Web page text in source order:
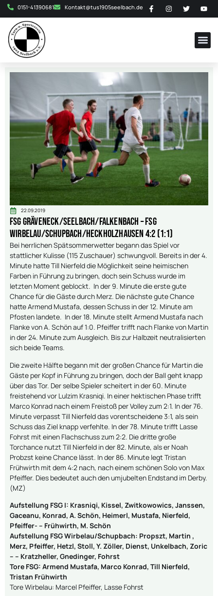
0151-41390681 Kontakt@tus1905seelbach.de
22.09.2019
FSG Gräveneck/Seelbach/Falkenbach – FSG
Wirbelau/Schupbach/HeckHolzhausen 4:2 (1:1)
Bei herrlichen Spätsommerwetter begann das Spiel vor
stattlicher Kulisse (115 Zuschauer) schwungvoll. Bereits in der 4.
Minute hatte Till Nierfeld die Möglichkeit seine heimischen
Farben in Führung zu bringen, doch sein Schuss wurde im
letzten Moment geblockt. In der 9. Minute die erste gute
Chance für die Gäste durch Merz. Die nächste gute Chance
hatte Armend Mustafa, dessen Schuss in der 12. Minute am
Pfosten landete. In der 18. Minute stellt Armend Mustafa nach
Flanke von A. Schön auf 1:0. Pfeiffer trifft nach Flanke von Martin
in der 24. Minute zum Ausgleich. Bis zur Halbzeit neutralisierten
sich beide Teams.
Die zweite Hälfte begann mit der großen Chance für Martin die
Gäste per Kopf in Führung zu bringen, doch der Ball geht knapp
über das Tor. Der selbe Spieler scheitert in der 60. Minute
freistehend vor Lulzim Krasniqi. In einer hektischen Phase trifft
Marco Konrad nach einem Freistoß per Volley zum 2:1. In der 76.
Minute verpasst Till Nierfeld das vorentscheidene 3:1, als sein
Schuss das Ziel knapp verfehlte. In der 78. Minute trifft Lasse
Fohrst mit einen Flachschuss zum 2:2. Die dritte große
Torchance nutzt Till Nierfeld in der 82. Minute, als er Noah
Probzst keine Chance lässt. In der 86. Minute legt Tristan
Frühwirth mit dem 4:2 nach, nach einem schönen Solo von Max
Pfeiffer. Dies bedeutet auch den umjubelten Endstand im Derby.
(MZ)
Aufstellung FSG I: Krasniqi, Kissel, Zwitkowowics, Janssen,
Gaceanu, Konrad, A. Schön, Heimerl, Mustafa, Nierfeld,
Pfeiffer- – Frühwirth, M. Schön
Aufstellung FSG Wirbelau/Schupbach: Propszt, Martin ,
Merz, Pfeiffer, Hetzl, Stoll, Y. Zöller, Dienst, Unkelbach, Zoric
– – Kratzheller, Gnedinger, Fohrst
Tore FSG: Armend Mustafa, Marco Konrad, Till Nierfeld,
Tristan Frühwirth
Tore Wirbelau: Marcel Pfeiffer, Lasse Fohrst